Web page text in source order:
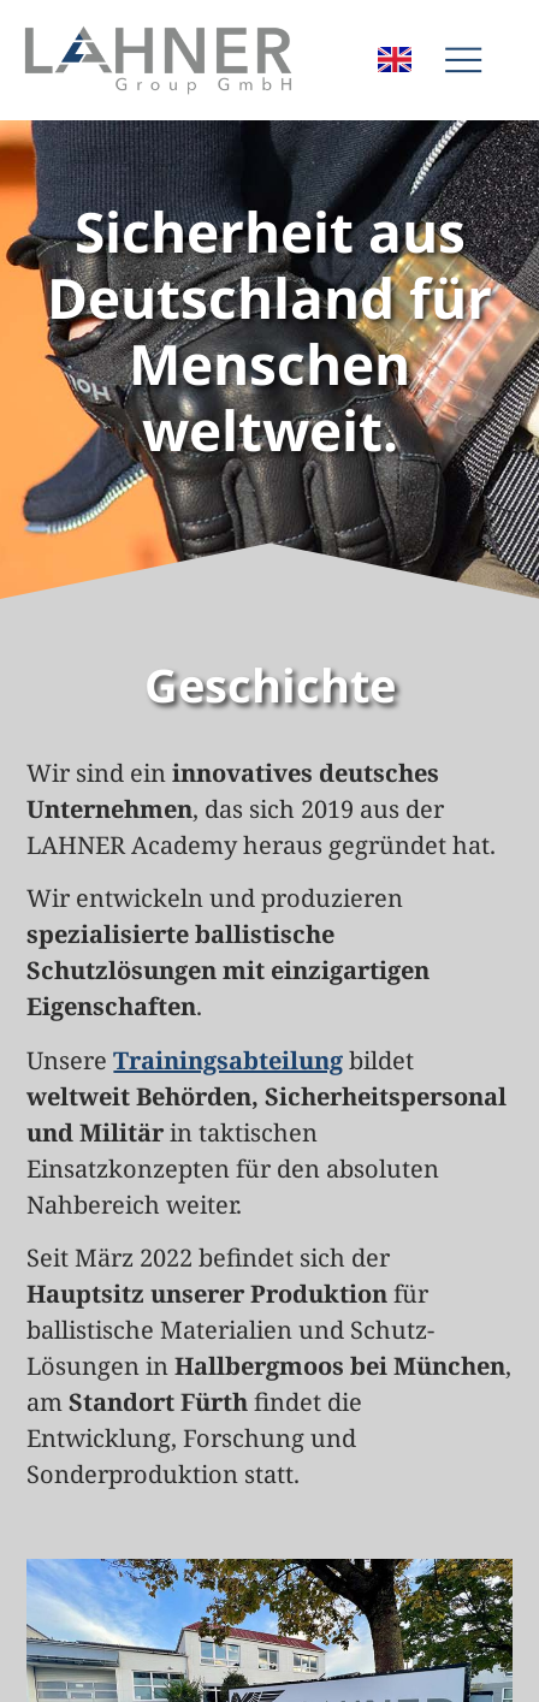
Sicherheit aus
Deutschland für
Menschen
weltweit.
Geschichte
Wir sind eininnovatives deutsches
Unternehmen, das sich 2019 aus der
LAHNER Academy heraus gegründet hat.
Wir entwickeln und produzieren
spezialisierte ballistische
Schutzlösungen mit einzigartigen
Eigenschaften.
UnsereTrainingsabteilungbildet
weltweit Behörden, Sicherheitspersonal
und Militärin taktischen
Einsatzkonzepten für den absoluten
Nahbereich weiter.
Seit März 2022 befindet sich der
Hauptsitz unserer Produktionfür
ballistische Materialien und Schutz-
Lösungen inHallbergmoos bei München,
amStandort Fürthfindet die
Entwicklung, Forschung und
Sonderproduktion statt.